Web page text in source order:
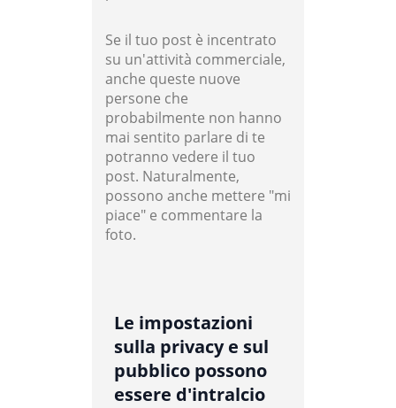
Se il tuo post è incentrato
su un'attività commerciale,
anche queste nuove
persone che
probabilmente non hanno
mai sentito parlare di te
potranno vedere il tuo
post. Naturalmente,
possono anche mettere "mi
piace" e commentare la
foto.
Le impostazioni
sulla privacy e sul
pubblico possono
essere d'intralcio